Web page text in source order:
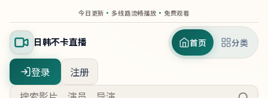
今日更新 · 多线路流畅播放 · 免费观看
日韩不卡直播 首页 分类
登录 注册